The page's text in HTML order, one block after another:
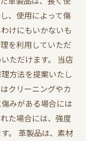
、使用によって傷
けにもいかないも
を利用していただ
ただけます。 当店
方法を提案いたし
クリーニングやカ
みがある場合には
た場合には、強度
。 革製品は、素材